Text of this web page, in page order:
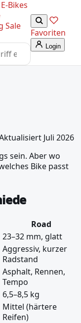
E-Bikes
Sale
Favoriten
Login
Juli 2026
sein. Aber wo
Bike passt
Road
23–32 mm, glatt
Aggressiv, kurzer
Radstand
Asphalt, Rennen,
Tempo
6,5–8,5 kg
Mittel (härtere
Reifen)